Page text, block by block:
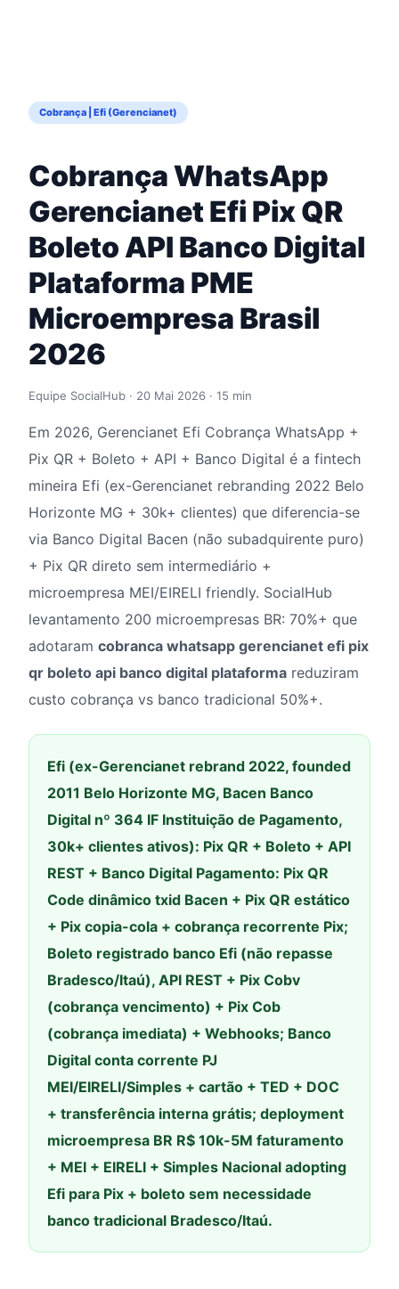
Cobrança | Efi (Gerencianet)
Cobrança WhatsApp
Gerencianet Efi Pix QR
Boleto API Banco Digital
Plataforma PME
Microempresa Brasil
2026
Equipe SocialHub · 20 Mai 2026 · 15 min
Em 2026, Gerencianet Efi Cobrança WhatsApp +
Pix QR + Boleto + API + Banco Digital é a fintech
mineira Efi (ex-Gerencianet rebranding 2022 Belo
Horizonte MG + 30k+ clientes) que diferencia-se
via Banco Digital Bacen (não subadquirente puro)
+ Pix QR direto sem intermediário +
microempresa MEI/EIRELI friendly. SocialHub
levantamento 200 microempresas BR: 70%+ que
adotaram cobranca whatsapp gerencianet efi pix
qr boleto api banco digital plataforma reduziram
custo cobrança vs banco tradicional 50%+.
Efi (ex-Gerencianet rebrand 2022, founded
2011 Belo Horizonte MG, Bacen Banco
Digital nº 364 IF Instituição de Pagamento,
30k+ clientes ativos): Pix QR + Boleto + API
REST + Banco Digital Pagamento: Pix QR
Code dinâmico txid Bacen + Pix QR estático
+ Pix copia-cola + cobrança recorrente Pix;
Boleto registrado banco Efi (não repasse
Bradesco/Itaú), API REST + Pix Cobv
(cobrança vencimento) + Pix Cob
(cobrança imediata) + Webhooks; Banco
Digital conta corrente PJ
MEI/EIRELI/Simples + cartão + TED + DOC
+ transferência interna grátis; deployment
microempresa BR R$ 10k-5M faturamento
+ MEI + EIRELI + Simples Nacional adopting
Efi para Pix + boleto sem necessidade
banco tradicional Bradesco/Itaú.